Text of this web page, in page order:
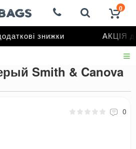
знижки АКЦІЯ до
0
Smith & Canova
0